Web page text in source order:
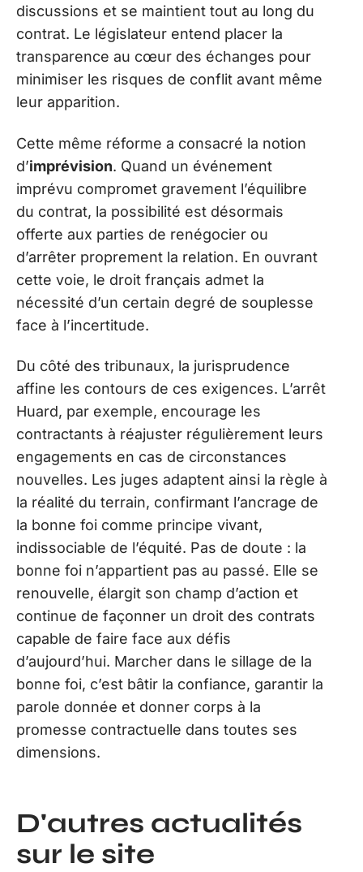
discussions et se maintient tout au long du
contrat. Le législateur entend placer la
transparence au cœur des échanges pour
minimiser les risques de conflit avant même
leur apparition.
Cette même réforme a consacré la notion
d’imprévision. Quand un événement
imprévu compromet gravement l’équilibre
du contrat, la possibilité est désormais
offerte aux parties de renégocier ou
d’arrêter proprement la relation. En ouvrant
cette voie, le droit français admet la
nécessité d’un certain degré de souplesse
face à l’incertitude.
Du côté des tribunaux, la jurisprudence
affine les contours de ces exigences. L’arrêt
Huard, par exemple, encourage les
contractants à réajuster régulièrement leurs
engagements en cas de circonstances
nouvelles. Les juges adaptent ainsi la règle à
la réalité du terrain, confirmant l’ancrage de
la bonne foi comme principe vivant,
indissociable de l’équité. Pas de doute : la
bonne foi n’appartient pas au passé. Elle se
renouvelle, élargit son champ d’action et
continue de façonner un droit des contrats
capable de faire face aux défis
d’aujourd’hui. Marcher dans le sillage de la
bonne foi, c’est bâtir la confiance, garantir la
parole donnée et donner corps à la
promesse contractuelle dans toutes ses
dimensions.
D'autres actualités
sur le site